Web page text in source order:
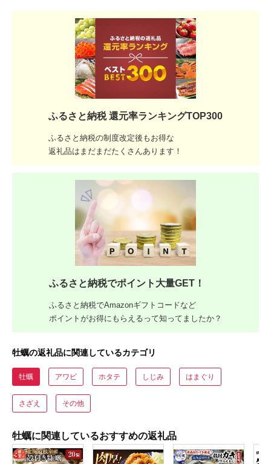
ふるさと納税 還元率ランキングTOP300
ふるさと納税の制度改定後もお得な
返礼品はまだまだたくさんあります！
ふるさと納税でポイント大量GET！
ふるさと納税でAmazonギフトコードなど
ポイントがお得にもらえるって知ってましたか？
牡蠣の返礼品に関連しているカテゴリ
牡蠣 アワビ ホタテ しじみ はまぐり
さざえ その他
牡蠣に関連しているおすすめの返礼品